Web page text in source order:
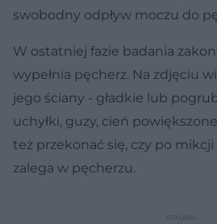
swobodny odpływ moczu do
W ostatniej fazie badania
wypełnia pęcherz. Na zdjęciu
jego ściany - gładkie lub
uchyłki, guzy, cień
też przekonać się, czy po
zalega w pęcherzu.